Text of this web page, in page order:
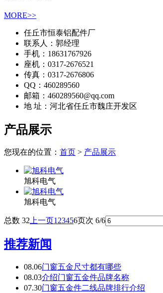
MORE>>
任丘市恒泰铝配件厂
联系人：郭经理
手机：18631767926
座机：0317-2676521
传真：0317-2676806
QQ：460289560
邮箱：460289560@qq.com
地 址：河北省任丘市魏庄开发区
产品展示
您现在的位置： 首页 > 产品展示
旭科电气
旭科电气
总数 32上一页123456页次 6/6
推荐新闻
08.06门窗五金尺寸都有哪些
08.03介绍门窗五金件品牌名称
07.30门窗五金件二线品牌排行介绍